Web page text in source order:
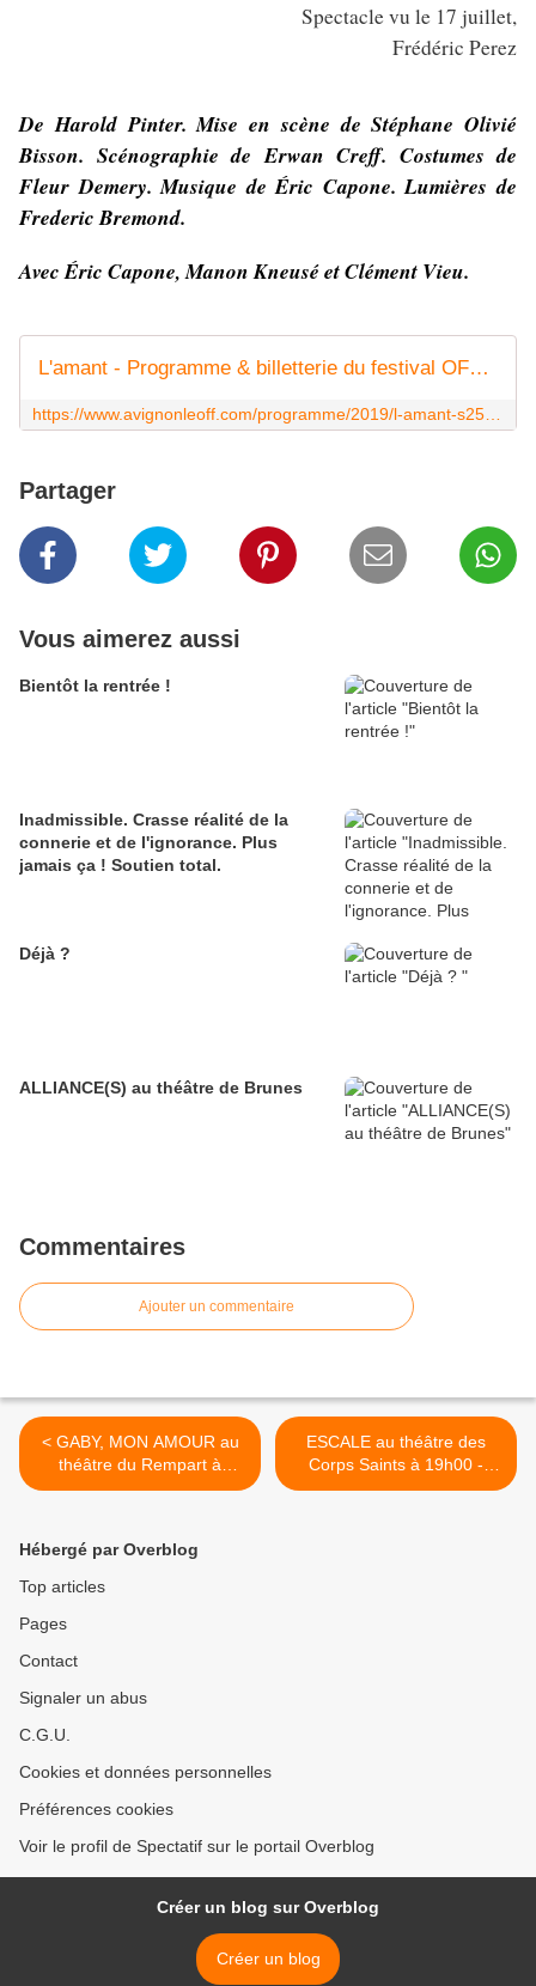
Spectacle vu le 17 juillet,
Frédéric Perez
De Harold Pinter. Mise en scène de Stéphane Olivié
Bisson. Scénographie de Erwan Creff. Costumes de
Fleur Demery. Musique de Éric Capone. Lumières de
Frederic Bremond.
Avec Éric Capone, Manon Kneusé et Clément Vieu.
L'amant - Programme & billetterie du festival OFF d'Avignon 2019
Partager
Vous aimerez aussi
Bientôt la rentrée !
Inadmissible. Crasse réalité de la
connerie et de l'ignorance. Plus
jamais ça ! Soutien total.
Déjà ?
ALLIANCE(S) au théâtre de Brunes
Commentaires
Ajouter un commentaire
< GABY, MON AMOUR au
théâtre du Rempart à
20h30 - OFF 2019
ESCALE au théâtre des
Corps Saints à 19h00 -
OFF 2019 >
Hébergé par Overblog
Top articles
Pages
Contact
Signaler un abus
C.G.U.
Cookies et données personnelles
Préférences cookies
Voir le profil de Spectatif sur le portail Overblog
Créer un blog sur Overblog
Créer un blog